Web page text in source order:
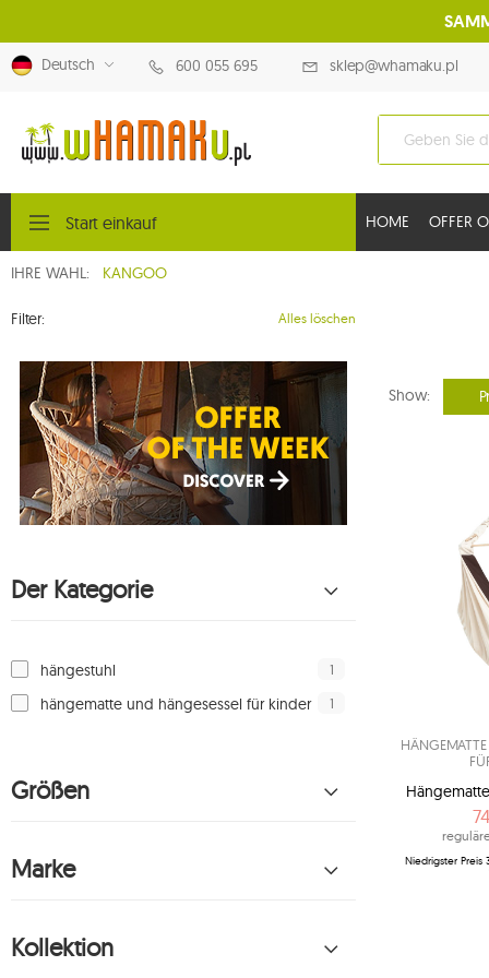
Deutsch 600 055 695 sklep@whamaku.pl
Start einkauf HOME OFFER
IHRE WAHL: KANGOO
Filter: Alles löschen
Der Kategorie
hängestuhl 1
hängematte und hängesessel für kinder 1
Größen
Marke
Kollektion
Show:
HÄNGEMATTE
Niedrigster Preis